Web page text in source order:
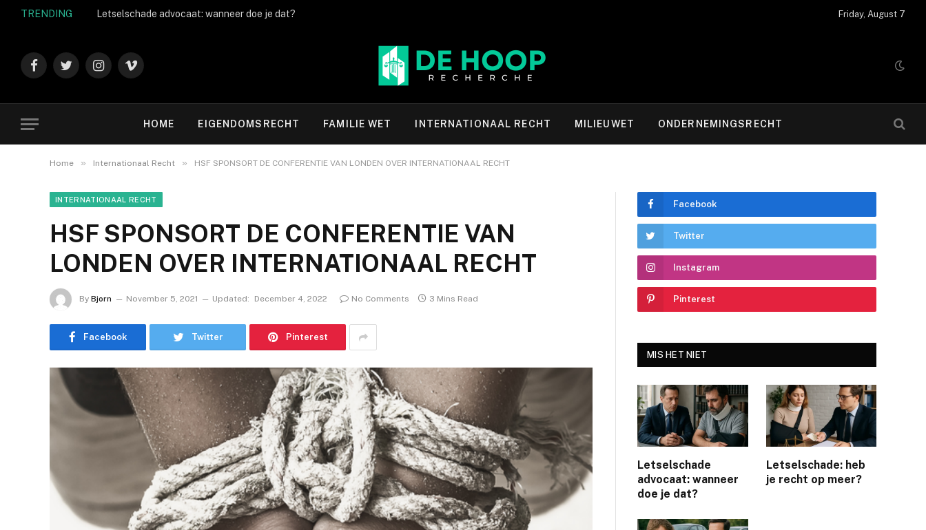
TRENDING Letselschade advocaat: wanneer doe je dat? Friday, August 7
FacebookTwitterInstagram
Vimeo
HOME EIGENDOMSRECHT FAMILIE WET INTERNATIONAAL RECHT MILIEUWET ONDERNEMINGSRECHT
Home » Internationaal Recht » HSF SPONSORT DE CONFERENTIE VAN LONDEN OVER INTERNATIONAAL RECHT
INTERNATIONAAL RECHT
HSF SPONSORT DE CONFERENTIE VAN
LONDEN OVER INTERNATIONAAL RECHT
By Bjorn November 5, 2021 Updated: December 4, 2022 No Comments 3 Mins Read
Facebook Twitter Pinterest
Facebook
Twitter
Instagram
Pinterest
MIS HET NIET
Letselschade
advocaat: wanneer
doe je dat?
Letselschade: heb
je recht op meer?